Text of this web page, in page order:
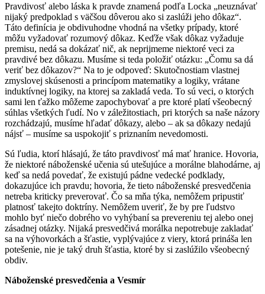
Pravdivosť alebo láska k pravde znamená podľa Locka „neuznávať
nijaký predpoklad s väčšou dôverou ako si zaslúži jeho dôkaz“.
Táto definícia je obdivuhodne vhodná na všetky prípady, ktoré
môžu vyžadovať rozumový dôkaz. Keďže však dôkaz vyžaduje
premisu, nedá sa dokázať nič, ak neprijmeme niektoré veci za
pravdivé bez dôkazu. Musíme si teda položiť otázku: „Čomu sa dá
veriť bez dôkazov?“ Na to je odpoveď: Skutočnostiam vlastnej
zmyslovej skúsenosti a princípom matematiky a logiky, vrátane
induktívnej logiky, na ktorej sa zakladá veda. To sú veci, o ktorých
sami len ťažko môžeme zapochybovať a pre ktoré platí všeobecný
súhlas všetkých ľudí. No v záležitostiach, pri ktorých sa naše názory
rozchádzajú, musíme hľadať dôkazy, alebo – ak sa dôkazy nedajú
nájsť – musíme sa uspokojiť s priznaním nevedomosti.
Sú ľudia, ktorí hlásajú, že táto pravdivosť má mať hranice. Hovoria,
že niektoré náboženské učenia sú utešujúce a morálne blahodárne, aj
keď sa nedá povedať, že existujú pádne vedecké podklady,
dokazujúce ich pravdu; hovoria, že tieto náboženské presvedčenia
netreba kriticky preverovať. Čo sa mňa týka, nemôžem pripustiť
platnosť takejto doktríny. Nemôžem uveriť, že by pre ľudstvo
mohlo byť niečo dobrého vo vyhýbaní sa prevereniu tej alebo onej
zásadnej otázky. Nijaká presvedčivá morálka nepotrebuje zakladať
sa na výhovorkách a šťastie, vyplývajúce z viery, ktorá prináša len
potešenie, nie je taký druh šťastia, ktoré by si zaslúžilo všeobecný
obdiv.
Náboženské presvedčenia a Vesmír